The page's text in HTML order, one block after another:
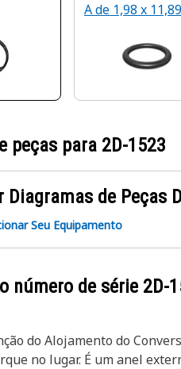
A de 1,98 x
peças para 2D-1523
Diagramas de Peças
Seu Equipamento
número de série 2D-
do Alojamento do
no lugar. É um anel